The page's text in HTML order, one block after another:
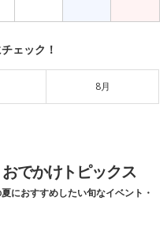
ェック！
8月
でかけトピックス
におすすめしたい旬なイベント・